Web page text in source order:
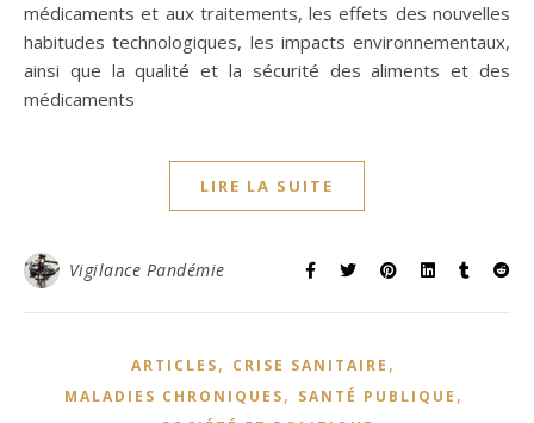
médicaments et aux traitements, les effets des nouvelles
habitudes technologiques, les impacts environnementaux,
ainsi que la qualité et la sécurité des aliments et des
médicaments
LIRE LA SUITE
Vigilance Pandémie
ARTICLES, CRISE SANITAIRE ,
MALADIES CHRONIQUES, SANTÉ PUBLIQUE ,